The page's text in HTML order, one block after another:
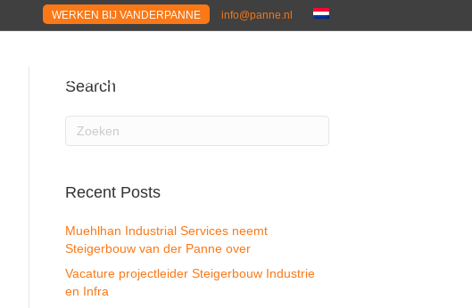
WERKEN BIJ VANDERPANNE info@panne.nl
OVER ONS
Search
Recent Posts
Muehlhan Industrial Services neemt
Steigerbouw van der Panne over
Vacature projectleider Steigerbouw Industrie
en Infra